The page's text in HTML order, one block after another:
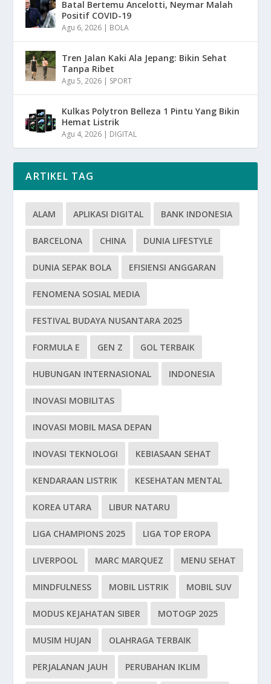
Batal Bertemu Ancelotti, Neymar Malah
Positif COVID-19
Agu 6, 2026 BOLA
Tren Jalan Kaki Ala Jepang: Bikin Sehat
Tanpa Ribet
Agu 5, 2026 SPORT
Kulkas Polytron Belleza 1 Pintu Yang Bikin
Hemat Listrik
Agu 4, 2026 DIGITAL
ARTIKEL TAG
ALAM APLIKASI DIGITAL BANK INDONESIA
BARCELONA CHINA DUNIA LIFESTYLE
DUNIA SEPAK BOLA EFISIENSI ANGGARAN
FENOMENA SOSIAL MEDIA
FESTIVAL BUDAYA NUSANTARA 2025
FORMULA E GEN Z GOL TERBAIK
HUBUNGAN INTERNASIONAL INDONESIA
INOVASI MOBILITAS
INOVASI MOBIL MASA DEPAN
INOVASI TEKNOLOGI KEBIASAAN SEHAT
KENDARAAN LISTRIK KESEHATAN MENTAL
KOREA UTARA LIBUR NATARU
LIGA CHAMPIONS 2025 LIGA TOP EROPA
LIVERPOOL MARC MARQUEZ MENU SEHAT
MINDFULNESS MOBIL LISTRIK MOBIL SUV
MODUS KEJAHATAN SIBER MOTOGP 2025
MUSIM HUJAN OLAHRAGA TERBAIK
PERJALANAN JAUH PERUBAHAN IKLIM